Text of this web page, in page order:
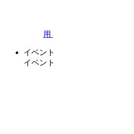
用
イベント
イベント